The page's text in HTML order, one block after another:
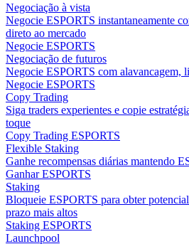
Negociação à vista
Negocie ESPORTS instantaneamente
direto ao mercado
Negocie ESPORTS
Negociação de futuros
Negocie ESPORTS com alavancagem,
Negocie ESPORTS
Copy Trading
Siga traders experientes e copie
toque
Copy Trading ESPORTS
Flexible Staking
Ganhe recompensas diárias mantendo
Ganhar ESPORTS
Staking
Bloqueie ESPORTS para obter
prazo mais altos
Staking ESPORTS
Launchpool